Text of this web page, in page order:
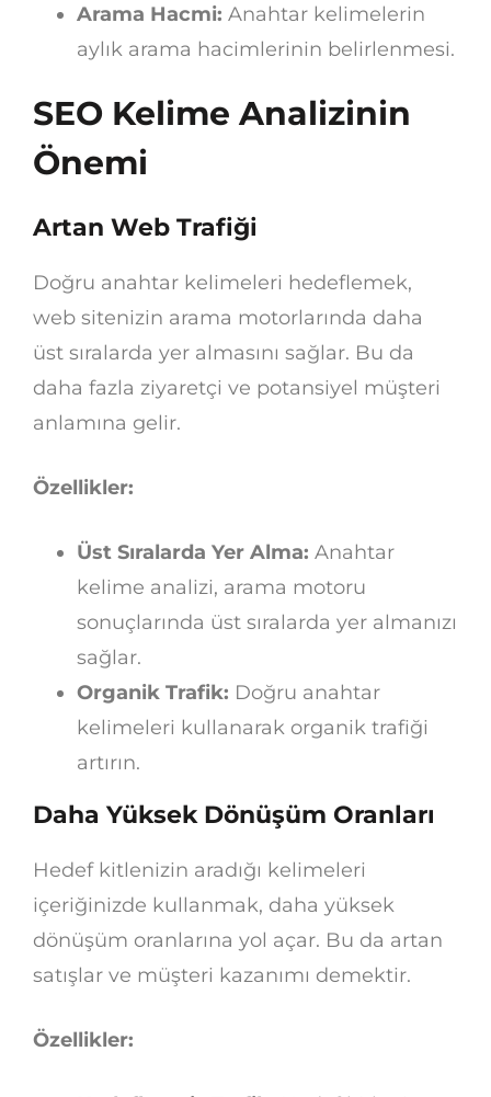
Arama Hacmi: Anahtar kelimelerin
aylık arama hacimlerinin belirlenmesi.
SEO Kelime Analizinin
Önemi
Artan Web Trafiği
Doğru anahtar kelimeleri hedeflemek,
web sitenizin arama motorlarında daha
üst sıralarda yer almasını sağlar. Bu da
daha fazla ziyaretçi ve potansiyel müşteri
anlamına gelir.
Özellikler:
Üst Sıralarda Yer Alma: Anahtar
kelime analizi, arama motoru
sonuçlarında üst sıralarda yer almanızı
sağlar.
Organik Trafik: Doğru anahtar
kelimeleri kullanarak organik trafiği
artırın.
Daha Yüksek Dönüşüm Oranları
Hedef kitlenizin aradığı kelimeleri
içeriğinizde kullanmak, daha yüksek
dönüşüm oranlarına yol açar. Bu da artan
satışlar ve müşteri kazanımı demektir.
Özellikler: